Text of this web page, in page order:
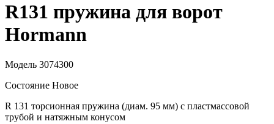
R131 пружина для ворот
Hormann
Модель 3074300
Состояние Новое
R 131 торсионная пружина (диам. 95 мм) с пластмассовой
трубой и натяжным конусом